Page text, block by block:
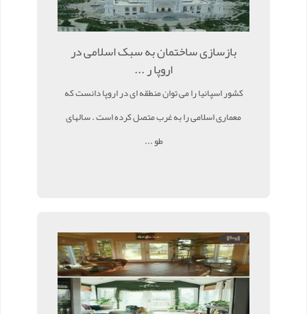
بازسازی ساختمان به سبک اسلامی در
اروپا ر ...
کشور اسپانیا را می توان منطقه ای در اروپا دانست که
معماری اسلامی را به غرب متصل کرده است . سالهای
طو ...